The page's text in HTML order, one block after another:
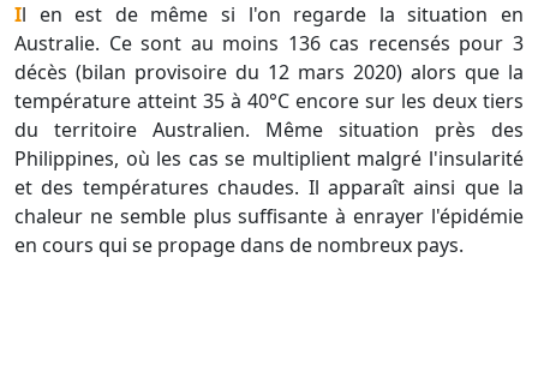
Il en est de même si l'on regarde la situation en
Australie. Ce sont au moins 136 cas recensés pour 3
décès (bilan provisoire du 12 mars 2020) alors que la
température atteint 35 à 40°C encore sur les deux tiers
du territoire Australien. Même situation près des
Philippines, où les cas se multiplient malgré l'insularité
et des températures chaudes. Il apparaît ainsi que la
chaleur ne semble plus suffisante à enrayer l'épidémie
en cours qui se propage dans de nombreux pays.